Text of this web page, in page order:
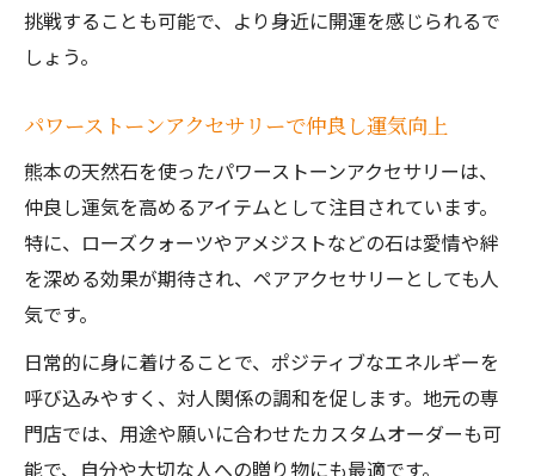
挑戦することも可能で、より身近に開運を感じられるで
しょう。
パワーストーンアクセサリーで仲良し運気向上
熊本の天然石を使ったパワーストーンアクセサリーは、
仲良し運気を高めるアイテムとして注目されています。
特に、ローズクォーツやアメジストなどの石は愛情や絆
を深める効果が期待され、ペアアクセサリーとしても人
気です。
日常的に身に着けることで、ポジティブなエネルギーを
呼び込みやすく、対人関係の調和を促します。地元の専
門店では、用途や願いに合わせたカスタムオーダーも可
能で、自分や大切な人への贈り物にも最適です。